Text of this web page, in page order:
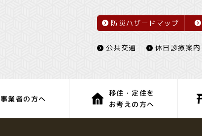
防災ハザードマップ
公共交通 休日診療案内
事業者の方へ
移住・定住を
お考えの方へ